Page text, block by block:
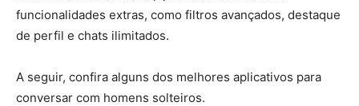
funcionalidades extras, como filtros avançados, destaque
de perfil e chats ilimitados.
A seguir, confira alguns dos melhores aplicativos para
conversar com homens solteiros.